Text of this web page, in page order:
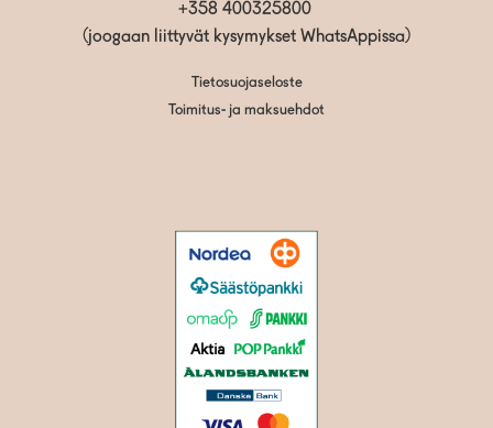
+358 400325800
(joogaan liittyvät kysymykset WhatsAppissa)
Tietosuojaseloste
Toimitus- ja maksuehdot